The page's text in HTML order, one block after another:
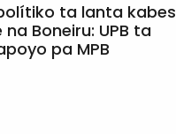
ta lanta kabes
Boneiru: UPB ta
pa MPB